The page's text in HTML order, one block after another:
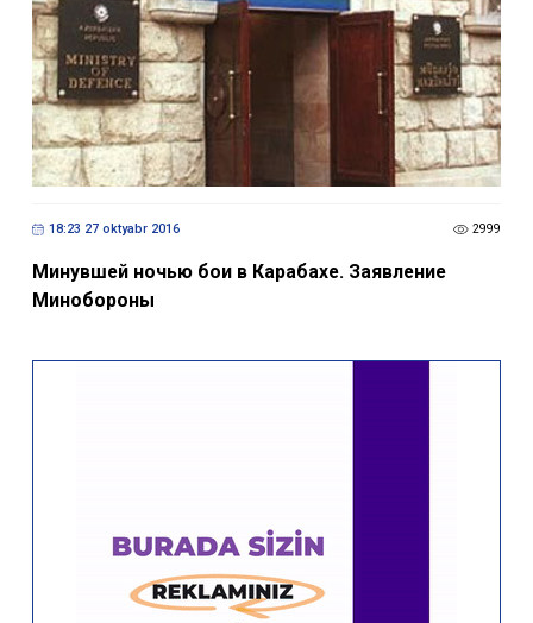
18:23 27 oktyabr 2016 2999
Минувшей ночью бои в Карабахе. Заявление
Минобороны